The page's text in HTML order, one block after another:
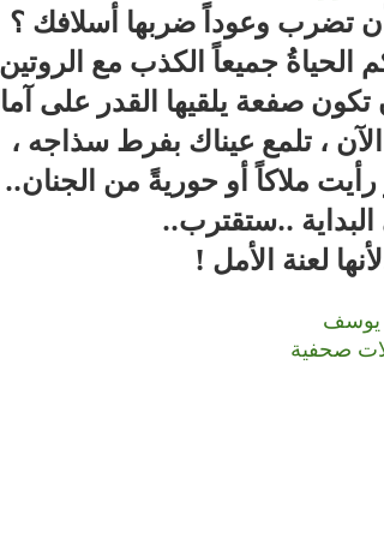
تضرب وعوداً ضربها أسلافك ؟
الحياةُ جميعاً الكذب مع
تكون صفعة يلقيها القدر على
، تلمع عيناك بفرط سذاجه ،
ملاكاً أو حوريةً من الجنان..
..ستقترب..
لعنة الأمل !
يوسف
صحفية